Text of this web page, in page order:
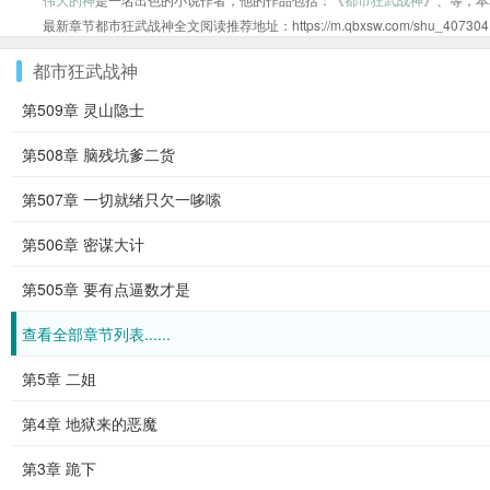
最新章节都市狂武战神全文阅读推荐地址：https://m.qbxsw.com/
都市狂武战神
第509章 灵山隐士
第508章 脑残坑爹二货
第507章 一切就绪只欠一哆嗦
第506章 密谋大计
第505章 要有点逼数才是
查看全部章节列表......
第5章 二姐
第4章 地狱来的恶魔
第3章 跪下